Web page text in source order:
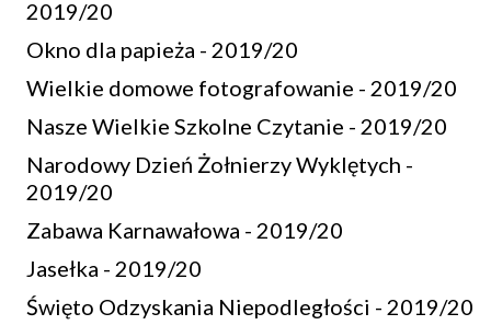
2019/20
Okno dla papieża - 2019/20
Wielkie domowe fotografowanie - 2019/20
Nasze Wielkie Szkolne Czytanie - 2019/20
Narodowy Dzień Żołnierzy Wyklętych -
2019/20
Zabawa Karnawałowa - 2019/20
Jasełka - 2019/20
Święto Odzyskania Niepodległości - 2019/20